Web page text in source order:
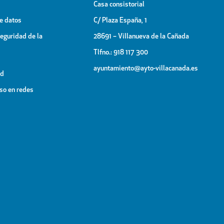
datos
de la
en redes
Casa consistorial
C/ Plaza España, 1
28691 – Villanueva de la Cañada
Tlfno.: 918 117 300
ayuntamiento@ayto-villacanada.es